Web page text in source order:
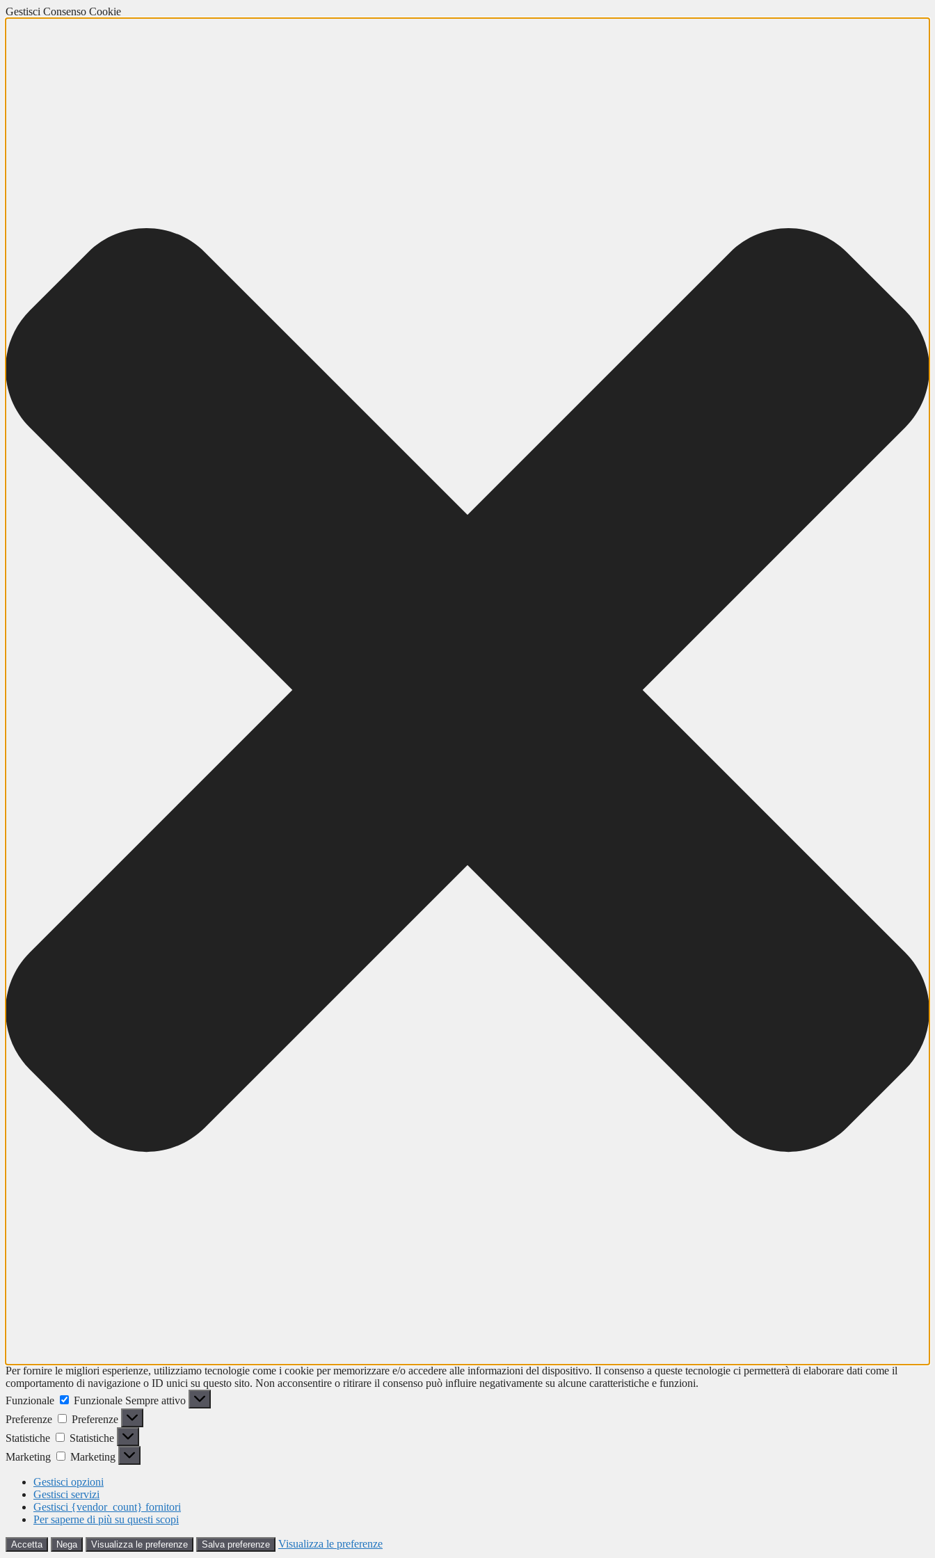
Gestisci Consenso Cookie
Per fornire le migliori esperienze, utilizziamo tecnologie come i cookie per memorizzare e/o accedere alle informazioni del dispositivo. Il consenso a queste tecnologie ci permetterà di elaborare dati come il
comportamento di navigazione o ID unici su questo sito. Non acconsentire o ritirare il consenso può influire negativamente su alcune caratteristiche e funzioni.
Funzionale
Funzionale Sempre attivo
Preferenze
Preferenze
Statistiche
Statistiche
Marketing
Marketing
Gestisci opzioni
Gestisci servizi
Gestisci {vendor_count} fornitori
Per saperne di più su questi scopi
Accetta Nega Visualizza le preferenze Salva preferenze Visualizza le preferenze